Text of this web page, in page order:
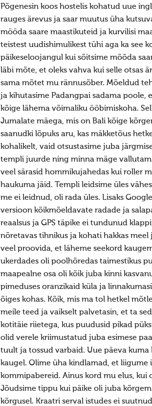
Põgenesin koos hostelis kohatud uue
rauges ärevus ja saar muutus üha
mööda saare maastikuteid ja kurvilisi
teistest uudishimulikest tühi aga ka see
päikeseloojangul kui sõitsime mõõda
läbi mõte, et oleks vahva kui selle otsas
sama mõtet mu rännusõber. Mõeldud
ja kihutasime Padangpai sadama poole,
kõige lähema võimaliku ööbimiskoha.
Jumalate mäega, mis on Bali kõige
saanudki lõpuks aru, kas mäkketõus
kohalikelt, vaid otsustasime juba
templi juurde ning minna mäge
veel särasid hommikujahedas kui roller
haukuma jäid. Templi leidsime üles
me ei leidnud, oli rada üles. Lisaks
versioon kõikmõeldavate radade ja
reaalsus ja GPS täpike ei tundunud
nõretavas tihnikus ja kohati hakkas
veel proovida, et läheme seekord
ukerdades oli poolhõredas taimestikus
maapealne osa oli kõik juba kinni
pimeduses oranzikaid küla ja
õiges kohas. Kõik, mis ma tol hetkel
meile teed ja vaikselt palvetasin, et ta
kotitäie riietega, kus puudusid pikad
olid verele kriimustatud juba esimese
tuult ja tossud varbaid. Uue päeva
kaugel. Olime üha kindlamad, et
kommipabereid. Ainus kord mu elus,
Jõudsime tippu kui päike oli juba
kõrgusel. Kraatri serval istudes ei